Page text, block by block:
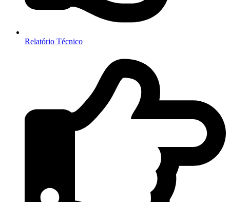
Relatório Técnico